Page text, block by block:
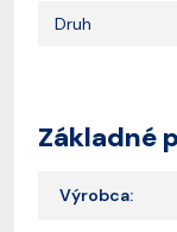
Druh
Základné
Výrobca: